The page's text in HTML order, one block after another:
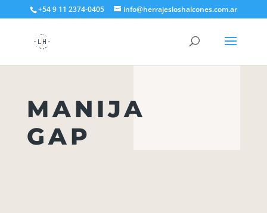
+54 9 11 2374-0405 info@herrajesloshalcones.com.ar
MANIJA
GAP